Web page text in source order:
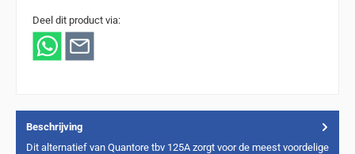
Deel dit product via:
Beschrijving
Dit alternatief van Quantore tbv 125A zorgt voor de meest voordelige